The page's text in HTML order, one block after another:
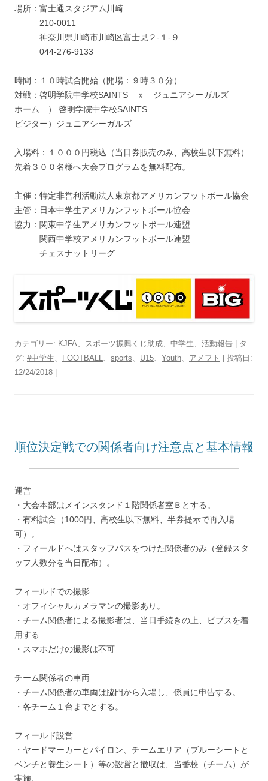
場所：富士通スタジアム川崎
210-0011
神奈川県川崎市川崎区富士見２-１-９
044-276-9133
時間：１０時試合開始（開場：９時３０分）
対戦：啓明学院中学校SAINTS ｘ ジュニアシーガルズ
ホーム ） 啓明学院中学校SAINTS
ビジター）ジュニアシーガルズ
入場料：１０００円税込（当日券販売のみ、高校生以下無料）
先着３００名様へ大会プログラムを無料配布。
主催：特定非営利活動法人東京都アメリカンフットボール協会
主管：日本中学生アメリカンフットボール協会
協力：関東中学生アメリカンフットボール連盟
関西中学校アメリカンフットボール連盟
チェスナットリーグ
カテゴリー: KJFA スポーツ振興くじ助成 中学生 活動報告 | タ
グ: #中学生 FOOTBALL sports U15 Youth アメフト
| 投稿日:
12/24/2018
順位決定戦での関係者向け注意点と基本情報
運営
・大会本部はメインスタンド１階関係者室Ｂとする。
・有料試合（1000円、高校生以下無料、半券提示で再入場
可）。
・フィールドへはスタッフパスをつけた関係者のみ（登録スタ
ッフ人数分を当日配布）。
フィールドでの撮影
・オフィシャルカメラマンの撮影あり。
・チーム関係者による撮影者は、当日手続きの上、ビブスを着
用する
・スマホだけの撮影は不可
チーム関係者の車両
・チーム関係者の車両は脇門から入場し、係員に申告する。
・各チーム１台までとする。
フィールド設営
・ヤードマーカーとパイロン、チームエリア（ブルーシートと
ベンチと養生シート）等の設営と撤収は、当番校（チーム）が
実施。